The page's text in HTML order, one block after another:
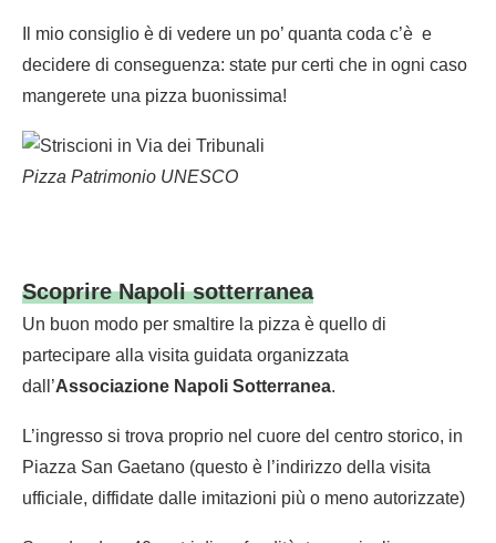
Il mio consiglio è di vedere un po’ quanta coda c’è e
decidere di conseguenza: state pur certi che in ogni caso
mangerete una pizza buonissima!
Pizza Patrimonio UNESCO
Scoprire Napoli sotterranea
Un buon modo per smaltire la pizza è quello di
partecipare alla visita guidata organizzata
dall’Associazione Napoli Sotterranea.
L’ingresso si trova proprio nel cuore del centro storico, in
Piazza San Gaetano (questo è l’indirizzo della visita
ufficiale, diffidate dalle imitazioni più o meno autorizzate)